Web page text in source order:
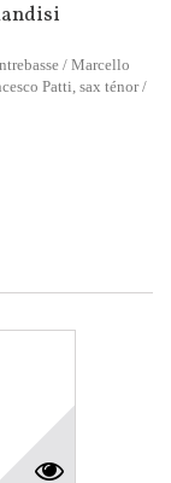
/ Marcello
Patti, sax ténor /